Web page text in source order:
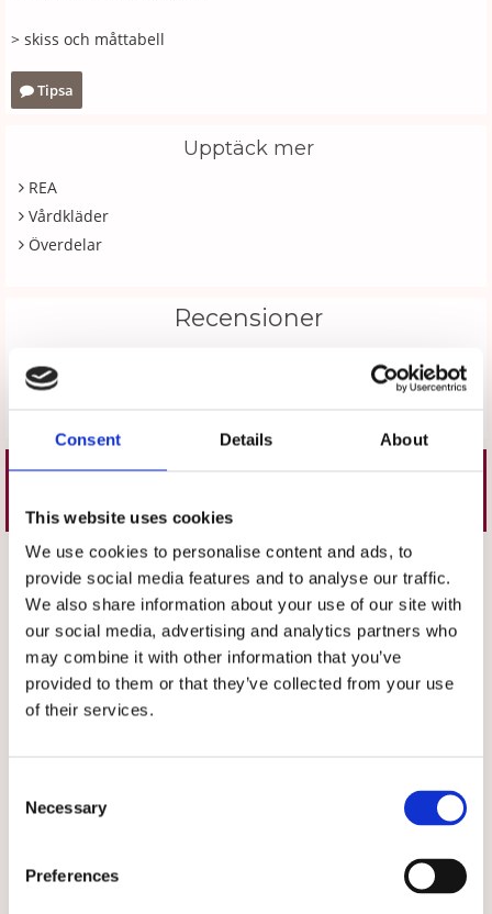
Consent Details About
This website uses cookies
We use cookies to personalise content and ads, to
provide social media features and to analyse our traffic.
We also share information about your use of our site with
our social media, advertising and analytics partners who
may combine it with other information that you’ve
provided to them or that they’ve collected from your use
of their services.
Selection
Necessary
Preferences
> skiss och måttabell
Tipsa
Upptäck mer
REA
Vårdkläder
Överdelar
Recensioner
Välj storlek
Läkarrock herr
Välj storlek
Bussarong Tidlös Vit